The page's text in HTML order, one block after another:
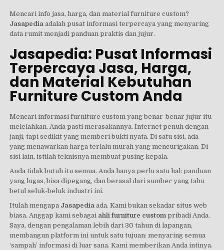
Mencari info jasa, harga, dan material furniture custom?
Jasapedia adalah pusat informasi terpercaya yang menyaring
data rumit menjadi panduan praktis dan jujur.
Jasapedia: Pusat Informasi
Terpercaya Jasa, Harga,
dan Material Kebutuhan
Furniture Custom Anda
Mencari informasi furniture custom yang benar-benar jujur itu
melelahkan. Anda pasti merasakannya. Internet penuh dengan
janji, tapi sedikit yang memberi bukti nyata. Di satu sisi, ada
yang menawarkan harga terlalu murah yang mencurigakan. Di
sisi lain, istilah teknisnya membuat pusing kepala.
Anda tidak butuh itu semua. Anda hanya perlu satu hal: panduan
yang lugas, bisa dipegang, dan berasal dari sumber yang tahu
betul seluk-beluk industri ini.
Itulah mengapa Jasapedia ada. Kami bukan sekadar situs web
biasa. Anggap kami sebagai ahli furniture custompribadi Anda.
Saya, dengan pengalaman lebih dari 30 tahun di lapangan,
membangun platform ini untuk satu tujuan: menyaring semua
‘sampah’ informasi di luar sana. Kami memberikan Anda intinya.